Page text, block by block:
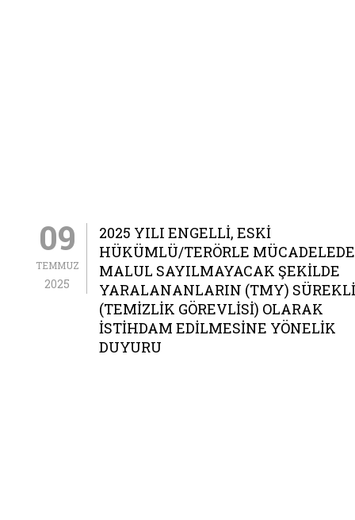
09
TEMMUZ
2025
2025 YILI ENGELLI, ESKI
HÜKÜMLÜ/TERÖRLE MÜCADELEDE
MALUL SAYILMAYACAK ŞEKILDE
YARALANANLARIN (TMY)
(TEMIZLIK GÖREVLISI) OLARAK
İSTIHDAM EDILMESINE YÖNELIK
DUYURU